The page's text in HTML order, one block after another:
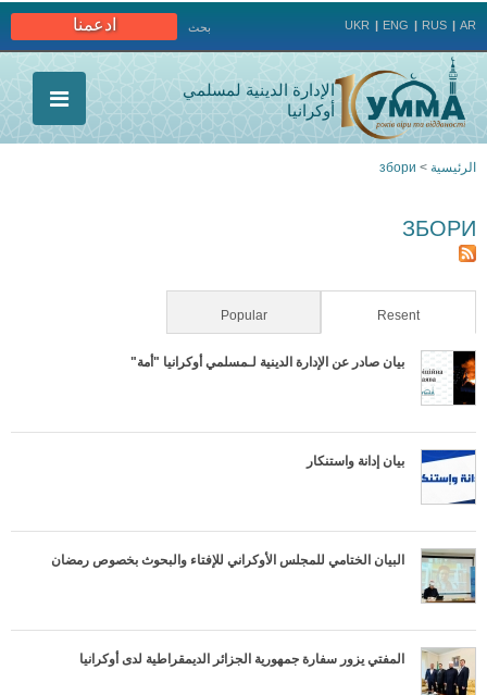
ادعمنا بحث UKR ENG RUS AR
الإدارة الدينية لمسلمي
أوكرانيا
هنا
الرئيسية >
збори
ЗБОРИ
Resent
Popular
بيان صادر عن الإدارة الدينية لـمسلمي أوكرانيا "أمة"
بيان إدانة واستنكار
البيان الختامي للمجلس الأوكراني للإفتاء والبحوث بخصوص رمضان
المفتي يزور سفارة جمهورية الجزائر الديمقراطية لدى أوكرانيا